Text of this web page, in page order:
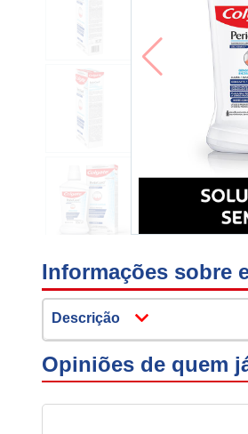
Informações sobre
Descrição
Opiniões de quem